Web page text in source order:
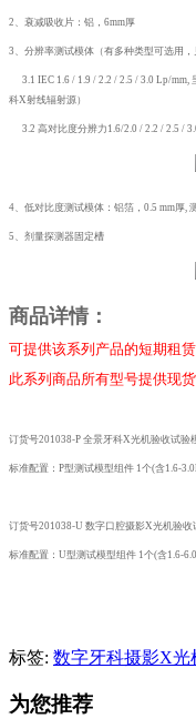
2、衰减吸收片：铝，6mm厚
3、分辨率测试模体（有多种类型可选用，
3.1 IEC 1.6 / 1.9 / 2.2 / 2.5 / 3.0 Lp/mm,
科X射线辐射源）
3.2 高对比度分辨力1.6/2.0 / 2.2 / 2.5 /
4、低对比度测试模体：铝箔，0.5 mm厚,
5、剂量探测器固定槽
商品详情：
可提供该系列产品的短期租
此系列商品所有型号提供现
订货号201038-P 全景牙科X光机验收试验
标准配置： P型测试模型组件 1个(含1.6-
订货号201038-U 数字口腔摄影X光机验收
标准配置： U型测试模型组件 1个(含1.6-
标签: 数字牙科摄影X光
为您推荐